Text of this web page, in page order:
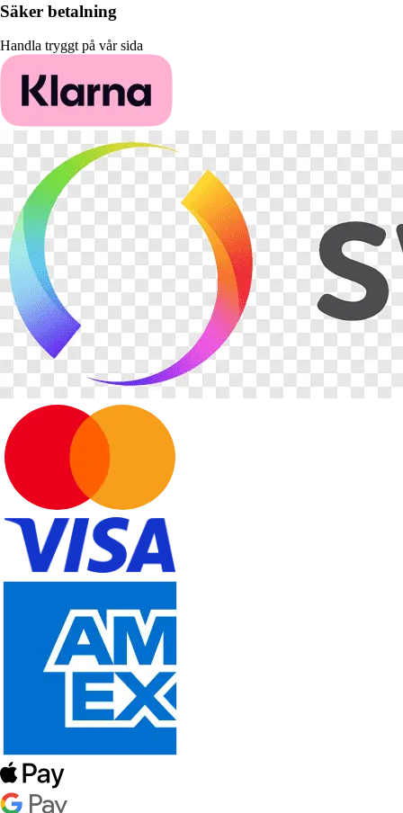
Säker betalning
Handla tryggt på vår sida